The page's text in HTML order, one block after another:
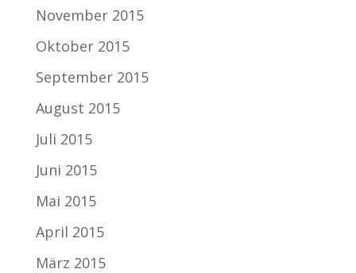
November 2015
Oktober 2015
September 2015
August 2015
Juli 2015
Juni 2015
Mai 2015
April 2015
März 2015